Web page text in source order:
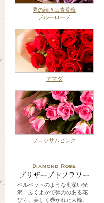
夢の続きは青薔薇
ブルーローズ
アマダ
ブロッサムピンク
ベルベットのような奥深い光
沢、ふくよかで弾力のある花
びら、美しく巻かれた大輪。